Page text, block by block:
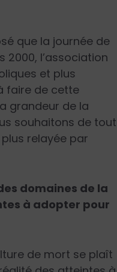
que la journée de
2000, l’association
et plus
faire de cette
grandeur de la
souhaitons de tout
relayée par
domaines de la
à adopter pour
de mort se plaît